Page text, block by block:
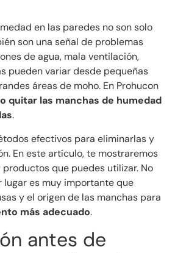
en las paredes no son solo
son una señal de problemas
de agua, mala ventilación,
pueden variar desde pequeñas
áreas de moho. En Prohucon
quitar las manchas de humedad
.
efectivos para eliminarlas y
En este artículo, te mostraremos
que puedes utilizar. No
lugar es muy importante que
y el origen de las manchas para
más adecuado.
antes de